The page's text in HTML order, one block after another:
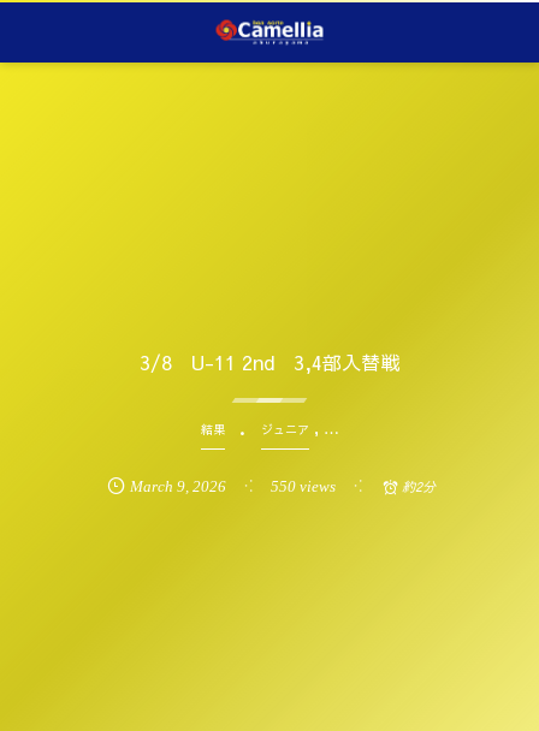
3/8 U-11 2nd 3,4部入替戦
結果 ジュニア , …
March 9, 2026 550 views 約2分